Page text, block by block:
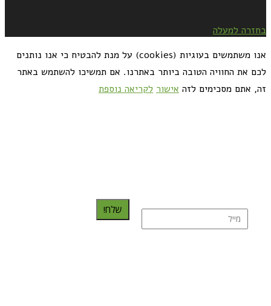
בחזרה למעלה
אנו משתמשים בעוגיות (cookies) על מנת להבטיח כי אנו נותנים
לכם את החוויה הטובה ביותר באתרנו. אם תמשיכו להשתמש באתר
זה, אתם מסכימים לזה אישור לקריאה נוספת
שלח!